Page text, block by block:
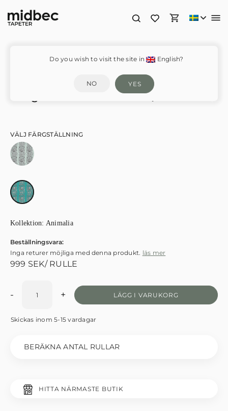
Kruger Teal – W010208
Kollektion: Animalia
VÄLJ FÄRGSTÄLLNING
999 SEK/ RULLE
- + LÄGG I VARUKORG
Skickas inom 5-15 vardagar
Beställningsvara:
Inga returer möjliga med denna produkt. läs mer
BERÄKNA ANTAL RULLAR
HITTA NÄRMASTE BUTIK
Do you wish to visit the site in English?
NO YES